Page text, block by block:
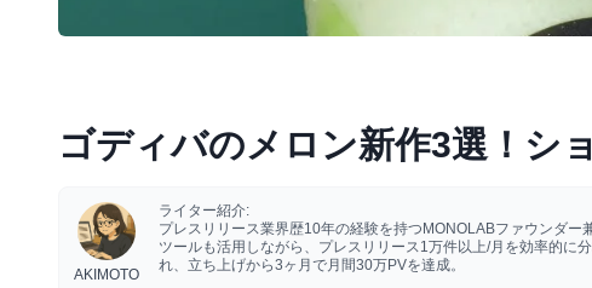
ゴディバのメロン新作3選！シ
AKIMOTO
ライター紹介:
プレスリリース業界歴10年の経験を持つMONOLABファウンダ
ツールも活用しながら、プレスリリース1万件以上/月を効率的に
れ、立ち上げから3ヶ月で月間30万PVを達成。